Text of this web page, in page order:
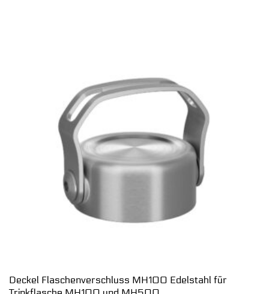
Deckel Flaschenverschluss MH100 Edelstahl für